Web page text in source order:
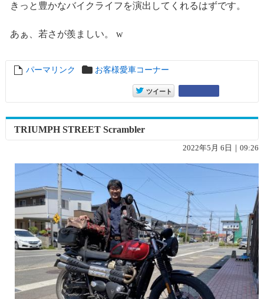
きっと豊かなバイクライフを演出してくれるはずです。
あぁ、若さが羨ましい。 w
entry16739
パーマリンク お客様愛車コーナー
entry16739
ツイート
TRIUMPH STREET Scrambler
2022年5月 6日｜09:26